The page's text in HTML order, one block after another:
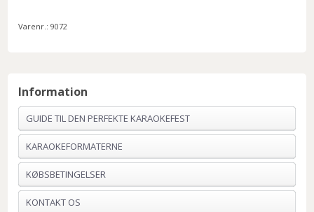
Varenr.:9072
Information
GUIDE TIL DEN PERFEKTE KARAOKEFEST
KARAOKEFORMATERNE
KØBSBETINGELSER
KONTAKT OS